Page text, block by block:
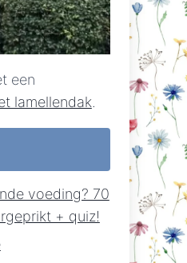
een
lamellendak.
voeding? 70
+ quiz!